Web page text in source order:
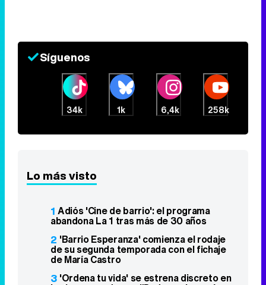
Síguenos
34k 1k 6,4k 258k
Lo más visto
1 Adiós 'Cine de barrio': el programa
abandona La 1 tras más de 30 años
2 'Barrio Esperanza' comienza el rodaje
de su segunda temporada con el fichaje
de María Castro
3 'Ordena tu vida' se estrena discreto en